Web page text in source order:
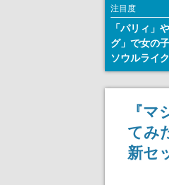
注目度
「パリィ」
グ」で女の
ソウルライ
『小早川さ
イク』無料
失敗すると「
DIED」『
てみ
新セ